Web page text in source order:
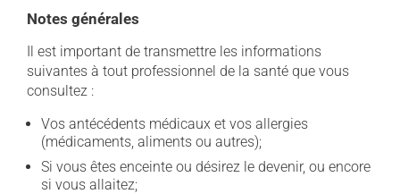
Notes générales
Il est important de transmettre les informations
suivantes à tout professionnel de la santé que vous
consultez :
Vos antécédents médicaux et vos allergies
(médicaments, aliments ou autres);
Si vous êtes enceinte ou désirez le devenir, ou encore
si vous allaitez;